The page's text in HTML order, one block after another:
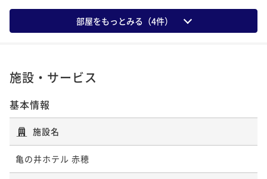
現地決済可 事前決済可
IN 15:00 - 19:00 OUT10:00
ポイント即利用で最大5％OFF
2025年7月19日リニューアルオープン！【特別会席】
食材にこだわり贅を尽くした特別会席
二食付き 現地決済可
部屋をもっとみる（4件）
施設・サービス
基本情報
施設名
亀の井ホテル 赤穂